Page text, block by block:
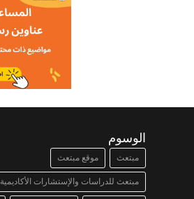
الوسوم
مبتعث موقع مبتعث
مبتعث للدراسات والإستشارات الأكاديمية